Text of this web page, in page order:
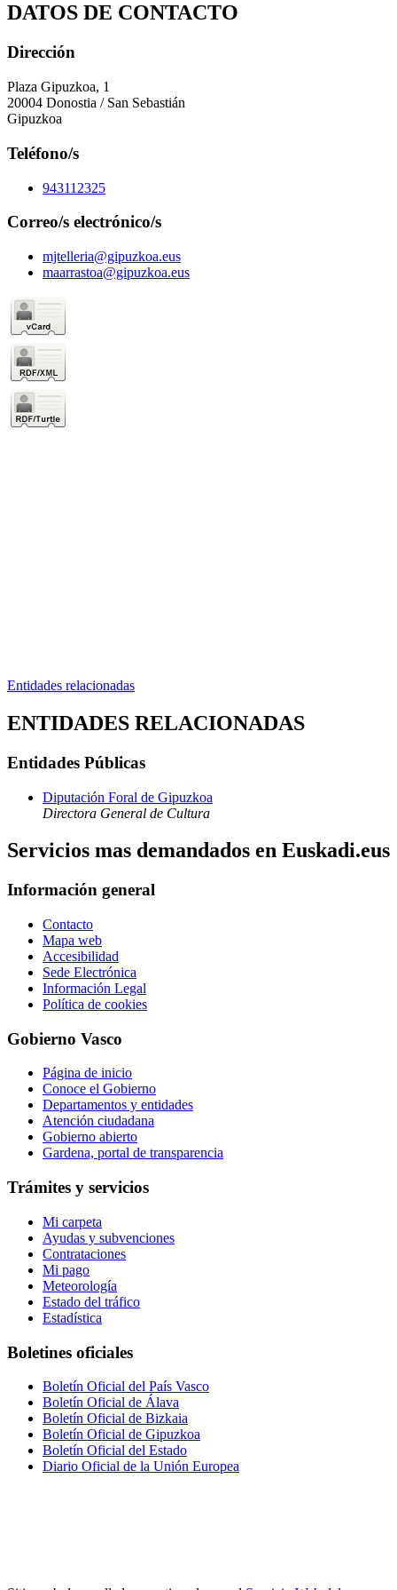
DATOS DE CONTACTO
Dirección
Plaza Gipuzkoa, 1
20004 Donostia / San Sebastián
Gipuzkoa
Teléfono/s
943112325
Correo/s electrónico/s
mjtelleria@gipuzkoa.eus
maarrastoa@gipuzkoa.eus
Entidades relacionadas
ENTIDADES RELACIONADAS
Entidades Públicas
Diputación Foral de Gipuzkoa
Directora General de Cultura
Servicios mas demandados en Euskadi.eus
Información general
Contacto
Mapa web
Accesibilidad
Sede Electrónica
Información Legal
Política de cookies
Gobierno Vasco
Página de inicio
Conoce el Gobierno
Departamentos y entidades
Atención ciudadana
Gobierno abierto
Gardena, portal de transparencia
Trámites y servicios
Mi carpeta
Ayudas y subvenciones
Contrataciones
Mi pago
Meteorología
Estado del tráfico
Estadística
Boletines oficiales
Boletín Oficial del País Vasco
Boletín Oficial de Álava
Boletín Oficial de Bizkaia
Boletín Oficial de Gipuzkoa
Boletín Oficial del Estado
Diario Oficial de la Unión Europea